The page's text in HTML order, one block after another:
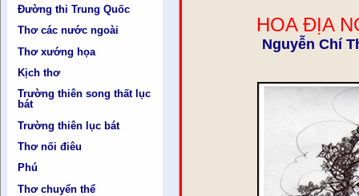
Đường thi Trung Quốc
Thơ các nước ngoài
Thơ xướng họa
Kịch thơ
Trường thiên song thất lục
bát
Trường thiên lục bát
Thơ nối điêu
Phú
Thơ chuyển thể
HOA ĐỊA
Nguyễn Chí